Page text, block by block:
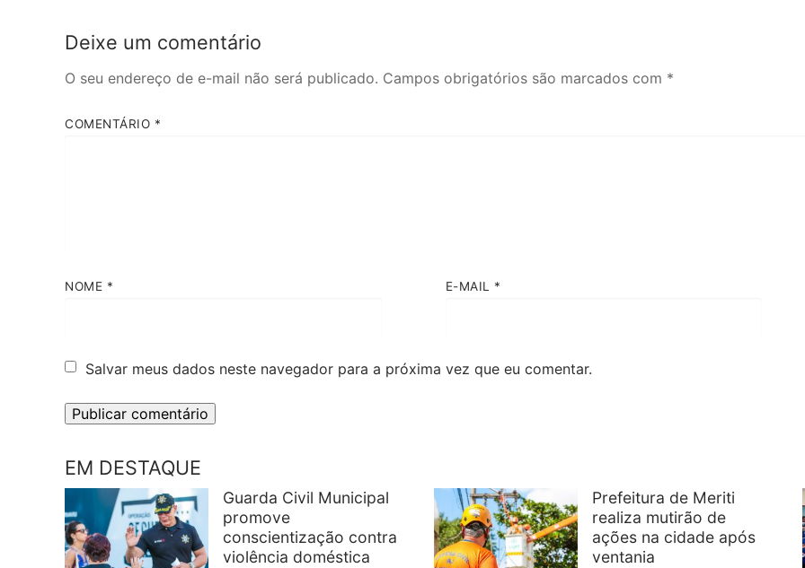
Deixe um comentário
O seu endereço de e-mail não será publicado. Campos obrigatórios são marcados com *
COMENTÁRIO *
NOME * E-MAIL *
Salvar meus dados neste navegador para a próxima vez que eu comentar.
EM DESTAQUE
Guarda Civil Municipal
promove
conscientização contra
violência doméstica
Prefeitura de Meriti
realiza mutirão de
ações na cidade após
ventania